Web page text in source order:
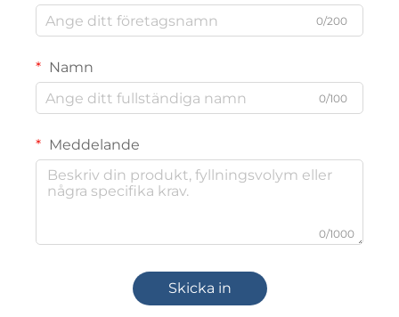
0/200
Namn
0/100
Meddelande
0/1000
Skicka in